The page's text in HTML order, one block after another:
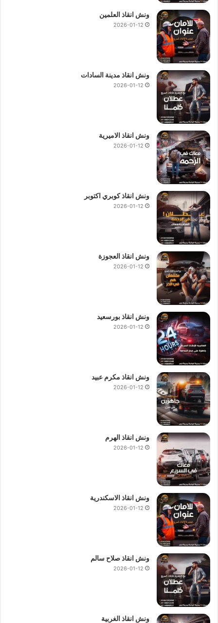
ونش انقاذ العلمين
2026-01-12
ونش انقاذ مدينة السادات
2026-01-12
ونش انقاذ الاميرية
2026-01-12
ونش انقاذ كوبري اكتوبر
2026-01-12
ونش انقاذ العجوزة
2026-01-12
ونش انقاذ بورسعيد
2026-01-12
ونش انقاذ مكرم عبيد
2026-01-12
ونش انقاذ الهرم
2026-01-12
ونش انقاذ الاسكندرية
2026-01-12
ونش انقاذ صلاح سالم
2026-01-12
ونش انقاذ الغربية